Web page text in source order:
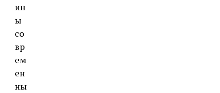
ин
ы
со
вр
ем
ен
ны